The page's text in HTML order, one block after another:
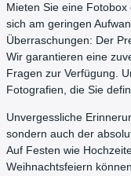
Mieten Sie eine
sich am geringen
Überraschungen: Der
Wir garantieren eine
Fragen zur Verfügung.
Fotografien, die Sie
Unvergessliche
sondern auch der
Auf Festen wie
Weihnachtsfeiern